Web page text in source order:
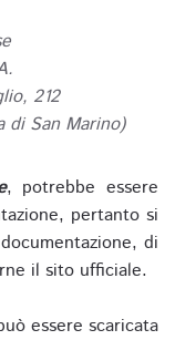
212
di San Marino)
, potrebbe essere
pertanto si
di
il sito ufficiale.
essere scaricata